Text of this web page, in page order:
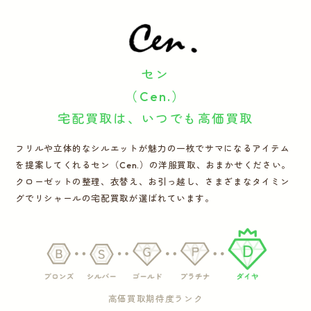
運営会社
ログイン お問い合わせ
セン
（Cen.）
宅配買取は、いつでも高価買取
フリルや立体的なシルエットが魅力の一枚でサマになるアイテム
を提案してくれるセン（Cen.）の洋服買取、おまかせください。
クローゼットの整理、衣替え、お引っ越し、さまざまなタイミン
グでリシャールの宅配買取が選ばれています。
高価買取期待度ランク